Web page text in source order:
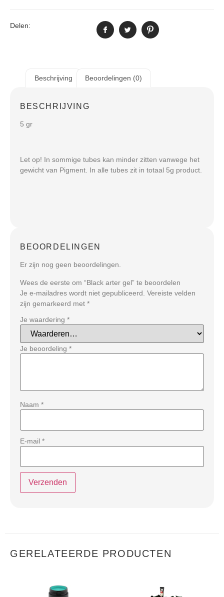
Delen:
Beschrijving Beoordelingen (0)
BESCHRIJVING
5 gr
Let op! In sommige tubes kan minder zitten vanwege het
gewicht van Pigment. In alle tubes zit in totaal 5g product.
BEOORDELINGEN
Er zijn nog geen beoordelingen.
Wees de eerste om “Black arter gel” te beoordelen
Je e-mailadres wordt niet gepubliceerd. Vereiste velden
zijn gemarkeerd met *
Je waardering *
Je beoordeling *
Naam *
E-mail *
GERELATEERDE PRODUCTEN